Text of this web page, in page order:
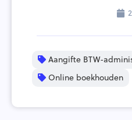
Aangifte BTW-
Online boekhouden